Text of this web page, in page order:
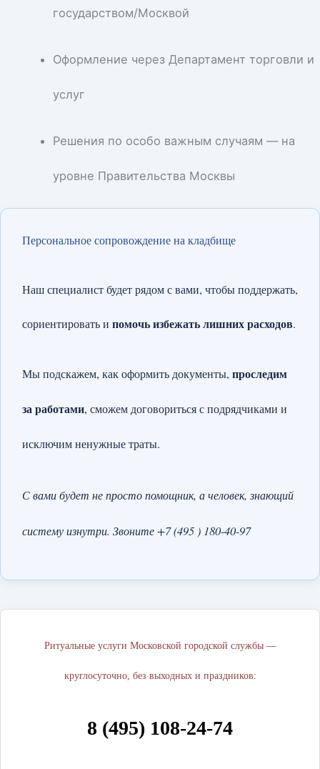
государством/Москвой
Оформление через Департамент торговли и
услуг
Решения по особо важным случаям — на
уровне Правительства Москвы
Персональное сопровождение на кладбище
Наш специалист будет рядом с вами, чтобы поддержать,
сориентировать и помочь избежать лишних расходов.
Мы подскажем, как оформить документы, проследим
за работами, сможем договориться с подрядчиками и
исключим ненужные траты.
С вами будет не просто помощник, а человек, знающий
систему изнутри. Звоните +7 (495 ) 180-40-97
Ритуальные услуги Московской городской службы —
круглосуточно, без выходных и праздников:
8 (495) 108-24-74